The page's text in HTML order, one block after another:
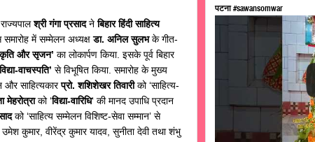
श्री गंगा प्रसादनेबिहार हिंदी साहित्य
में सम्मेलन अध्यक्षडा. अनिल सुलभके गीत-
और सृजन’ का लोकार्पण किया. इसके पूर्व बिहार
विद्या-वाचस्पति’ से विभूषित किया. समारोह के मुख्य
और साहित्यकारप्रो. शशिशेखर तिवारीको ‘साहित्य-
मेहरोत्राको ‘विद्या-वारिधि‘ की मानद उपाधि प्रदान
को ‘साहित्य सम्मेलन विशिष्ट-सेवा सम्मान’ से
कुमार, वीरेंद्र कुमार यादव, सुनीता देवी तथा शंभु
पटना #sawansomwar